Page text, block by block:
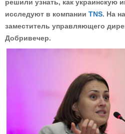
решили узнать, как украинскую
исследуют в компании TNS. На
заместитель управляющего
Добривечер.